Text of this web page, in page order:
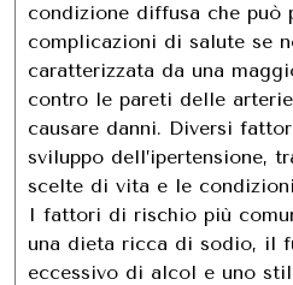
condizione diffusa che può
complicazioni di salute se
caratterizzata da una
contro le pareti delle
causare danni. Diversi
sviluppo dell’ipertensione,
scelte di vita e le
I fattori di rischio più
una dieta ricca di sodio, il
eccessivo di alcol e uno